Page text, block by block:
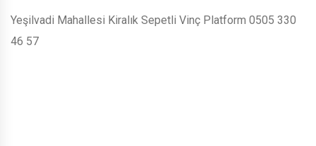
Yeşilvadi Mahallesi Kiralık Sepetli Vinç Platform 0505 330
46 57